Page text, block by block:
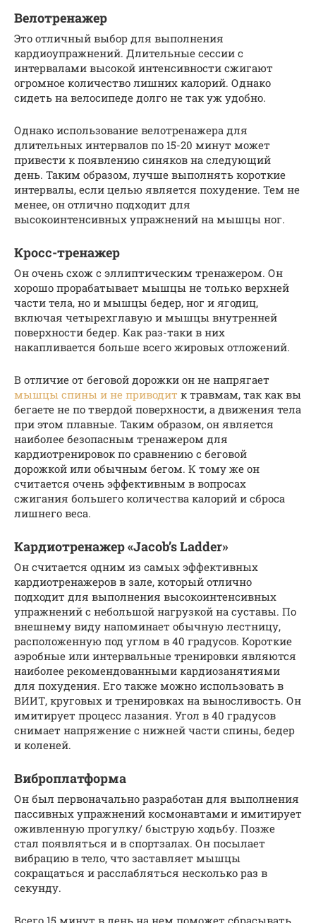
Велотренажер
Это отличный выбор для выполнения
кардиоупражнений. Длительные сессии с
интервалами высокой интенсивности сжигают
огромное количество лишних калорий. Однако
сидеть на велосипеде долго не так уж удобно.
Однако использование велотренажера для
длительных интервалов по 15-20 минут может
привести к появлению синяков на следующий
день. Таким образом, лучше выполнять короткие
интервалы, если целью является похудение. Тем не
менее, он отлично подходит для
высокоинтенсивных упражнений на мышцы ног.
Кросс-тренажер
Он очень схож с эллиптическим тренажером. Он
хорошо прорабатывает мышцы не только верхней
части тела, но и мышцы бедер, ног и ягодиц,
включая четырехглавую и мышцы внутренней
поверхности бедер. Как раз-таки в них
накапливается больше всего жировых отложений.
В отличие от беговой дорожки он не напрягает
мышцы спины и не приводит к травмам, так как вы
бегаете не по твердой поверхности, а движения тела
при этом плавные. Таким образом, он является
наиболее безопасным тренажером для
кардиотренировок по сравнению с беговой
дорожкой или обычным бегом. К тому же он
считается очень эффективным в вопросах
сжигания большего количества калорий и сброса
лишнего веса.
Кардиотренажер «Jacob’s Ladder»
Он считается одним из самых эффективных
кардиотренажеров в зале, который отлично
подходит для выполнения высокоинтенсивных
упражнений с небольшой нагрузкой на суставы. По
внешнему виду напоминает обычную лестницу,
расположенную под углом в 40 градусов. Короткие
аэробные или интервальные тренировки являются
наиболее рекомендованными кардиозанятиями
для похудения. Его также можно использовать в
ВИИТ, круговых и тренировках на выносливость. Он
имитирует процесс лазания. Угол в 40 градусов
снимает напряжение с нижней части спины, бедер
и коленей.
Виброплатформа
Он был первоначально разработан для выполнения
пассивных упражнений космонавтами и имитирует
оживленную прогулку/ быструю ходьбу. Позже
стал появляться и в спортзалах. Он посылает
вибрацию в тело, что заставляет мышцы
сокращаться и расслабляться несколько раз в
секунду.